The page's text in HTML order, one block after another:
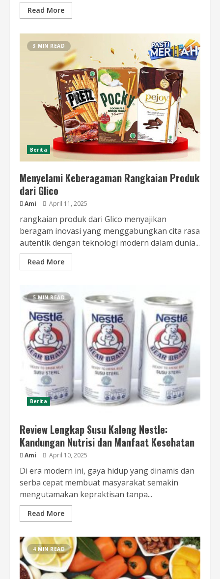
Read More
3 MIN READ
Berita
Menyelami Keberagaman Rangkaian Produk
dari Glico
Ami April 11, 2025
rangkaian produk dari Glico menyajikan
beragam inovasi yang menggabungkan cita rasa
autentik dengan teknologi modern dalam dunia...
Read More
5 MIN READ
Berita
Review Lengkap Susu Kaleng Nestle:
Kandungan Nutrisi dan Manfaat Kesehatan
Ami April 10, 2025
Di era modern ini, gaya hidup yang dinamis dan
serba cepat membuat masyarakat semakin
mengutamakan kepraktisan tanpa...
Read More
4 MIN READ